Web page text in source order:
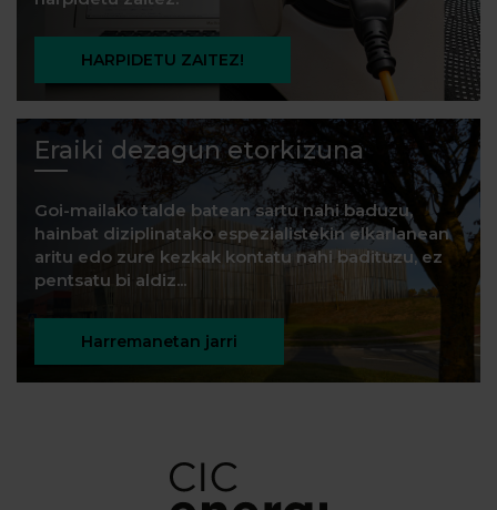
HARPIDETU ZAITEZ!
Eraiki dezagun etorkizuna
Goi-mailako talde batean sartu nahi baduzu,
hainbat diziplinatako espezialistekin elkarlanean
aritu edo zure kezkak kontatu nahi badituzu, ez
pentsatu bi aldiz...
Harremanetan jarri